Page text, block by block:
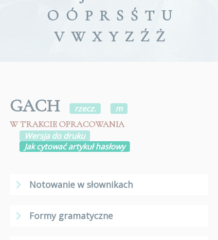
O Ó P R S Ś T U
V W X Y Z Ź Ż
GACH rzecz.
m
W TRAKCIE OPRACOWANIA
Wersja do druku
Jak cytować artykuł hasłowy
Notowanie w słownikach
Formy gramatyczne